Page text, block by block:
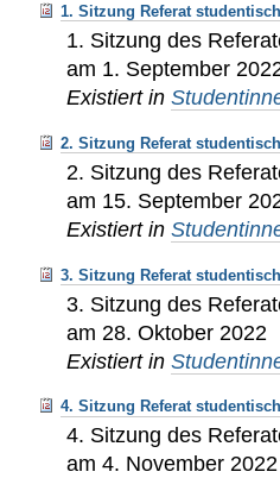
1. Sitzung Referat
1. Sitzung des
am 1. September
Existiert in
2. Sitzung Referat
2. Sitzung des
am 15. September
Existiert in
3. Sitzung Referat
3. Sitzung des
am 28. Oktober 2022
Existiert in
4. Sitzung Referat
4. Sitzung des
am 4. November 2022